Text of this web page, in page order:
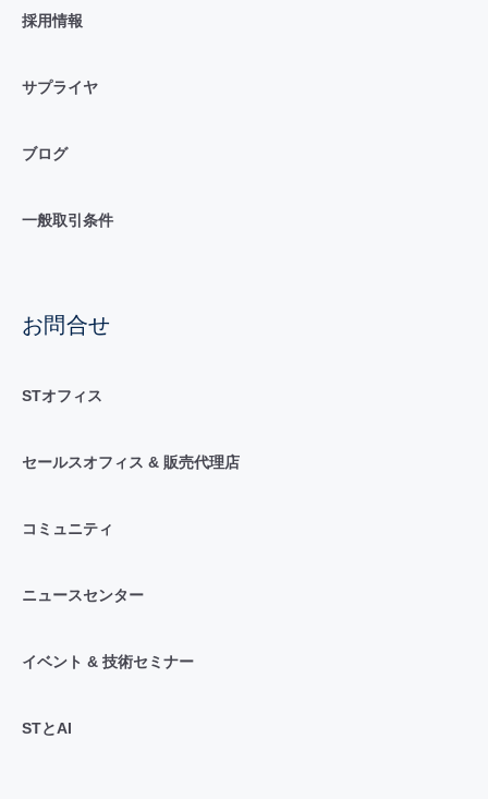
採用情報
サプライヤ
ブログ
一般取引条件
お問合せ
STオフィス
セールスオフィス & 販売代理店
コミュニティ
ニュースセンター
イベント & 技術セミナー
STとAI